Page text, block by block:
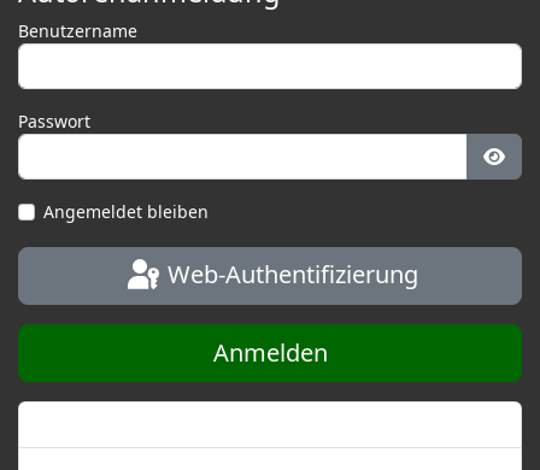
Benutzername
Passwort
Angemeldet bleiben
Web-Authentifizierung
Anmelden